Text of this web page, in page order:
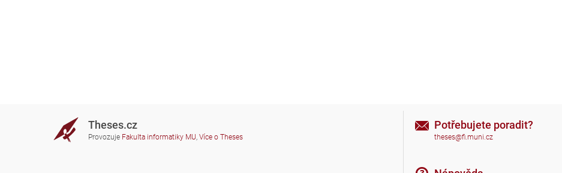
Theses.cz
Provozuje Fakulta informatiky MU, Více o Theses
Potřebujete poradit?
theses@fi.muni.cz